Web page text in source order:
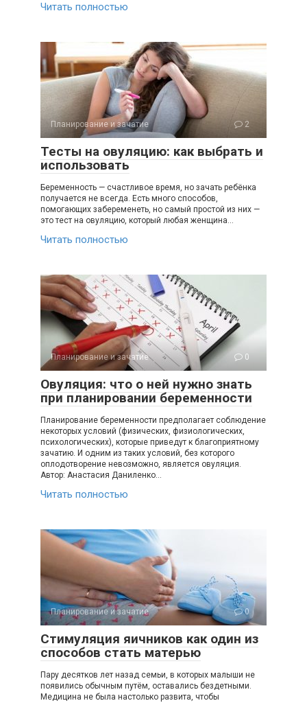
Читать полностью
Планирование и зачатие 2
Тесты на овуляцию: как выбрать и
использовать
Беременность — счастливое время, но зачать ребёнка
получается не всегда. Есть много способов,
помогающих забеременеть, но самый простой из них —
это тест на овуляцию, который любая женщина…
Читать полностью
Планирование и зачатие 0
Овуляция: что о ней нужно знать
при планировании беременности
Планирование беременности предполагает соблюдение
некоторых условий (физических, физиологических,
психологических), которые приведут к благоприятному
зачатию. И одним из таких условий, без которого
оплодотворение невозможно, является овуляция.
Автор: Анастасия Даниленко…
Читать полностью
Планирование и зачатие 0
Стимуляция яичников как один из
способов стать матерью
Пару десятков лет назад семьи, в которых малыши не
появились обычным путём, оставались бездетными.
Медицина не была настолько развита, чтобы